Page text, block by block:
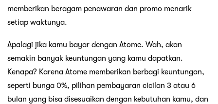
memberikan beragam penawaran dan promo menarik
setiap waktunya.
Apalagi jika kamu bayar dengan Atome. Wah, akan
semakin banyak keuntungan yang kamu dapatkan.
Kenapa? Karena Atome memberikan berbagi keuntungan,
seperti bunga 0%, pilihan pembayaran cicilan 3 atau 6
bulan yang bisa disesuaikan dengan kebutuhan kamu, dan